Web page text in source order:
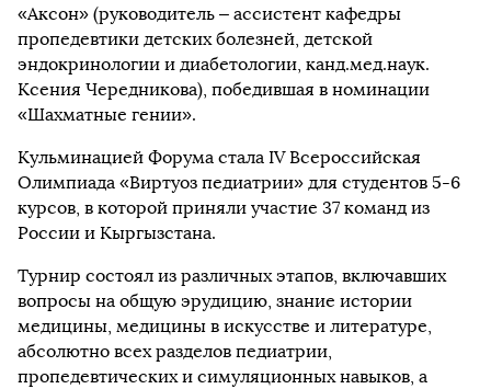
«Аксон» (руководитель – ассистент кафедры
пропедевтики детских болезней, детской
эндокринологии и диабетологии, канд.мед.наук.
Ксения Чередникова), победившая в номинации
«Шахматные гении».
Кульминацией Форума стала IV Всероссийская
Олимпиада «Виртуоз педиатрии» для студентов 5-6
курсов, в которой приняли участие 37 команд из
России и Кыргызстана.
Турнир состоял из различных этапов, включавших
вопросы на общую эрудицию, знание истории
медицины, медицины в искусстве и литературе,
абсолютно всех разделов педиатрии,
пропедевтических и симуляционных навыков, а